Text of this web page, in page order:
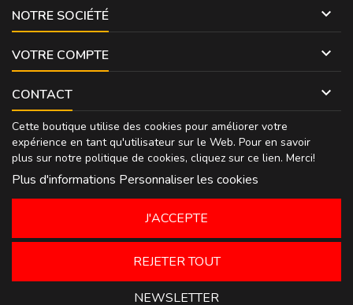
NOTRE SOCIÉTÉ 
VOTRE COMPTE 
CONTACT 
Cette boutique utilise des cookies pour améliorer votre
expérience en tant qu'utilisateur sur le Web. Pour en savoir
plus sur notre politique de cookies, cliquez sur ce lien. Merci!
Plus d'informations Personnaliser les cookies
REJETER TOUT
J'ACCEPTE
NEWSLETTER